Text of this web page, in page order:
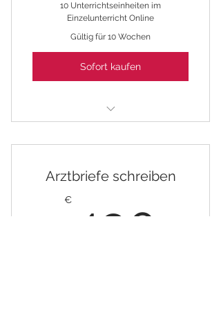
10 Unterrichtseinheiten im
Einzelunterricht Online
Gültig für 10 Wochen
Sofort kaufen
Simulationen
Arztbriefe schreiben
€ 490